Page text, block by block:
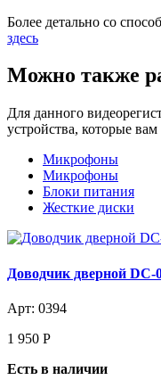
Более детально со
здесь
Можно также
Для данного
устройства, которые вам
Микрофоны
Микрофоны
Блоки питания
Жесткие диски
Доводчик дверной DC-
Арт: 0394
1 950 Р
Есть в наличии